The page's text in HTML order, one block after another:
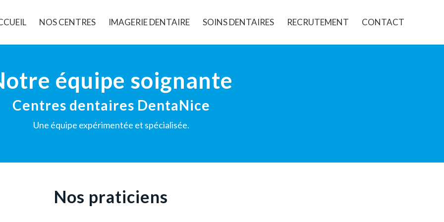
NOS CENTRES IMAGERIE DENTAIRE SOINS DENTAIRES RECRUTEMENT CONTACT
équipe soignante
Centres dentaires DentaNice
Une équipe expérimentée et spécialisée.
Nos praticiens